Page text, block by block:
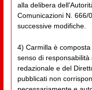
alla delibera
Comunicazioni N. 666/
successive modifiche.
4) Carmilla è
senso di
redazionale e del
pubblicati non